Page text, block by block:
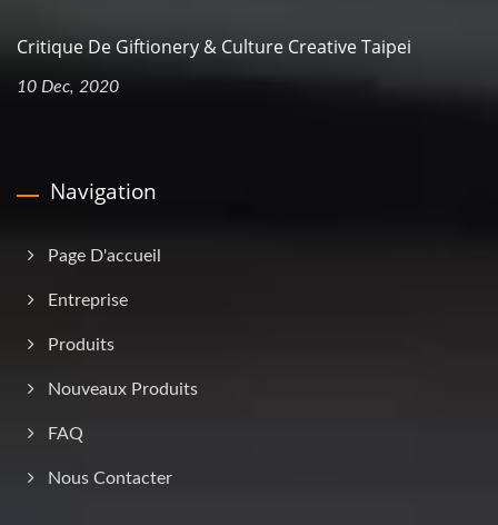
Critique De Giftionery & Culture Creative Taipei
10 Dec, 2020
Navigation
Page D'accueil
Entreprise
Produits
Nouveaux Produits
FAQ
Nous Contacter